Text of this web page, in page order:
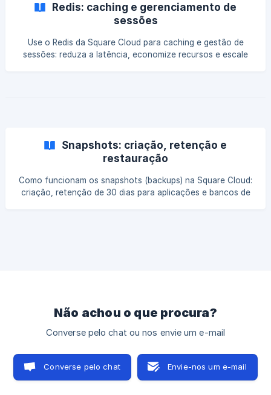
Redis: caching e gerenciamento de
sessões
Use o Redis da Square Cloud para caching e gestão de
sessões: reduza a latência, economize recursos e escale
Snapshots: criação, retenção e
restauração
Como funcionam os snapshots (backups) na Square Cloud:
criação, retenção de 30 dias para aplicações e bancos de
Não achou o que procura?
Converse pelo chat ou nos envie um e-mail
Converse pelo chat Envie-nos um e-mail